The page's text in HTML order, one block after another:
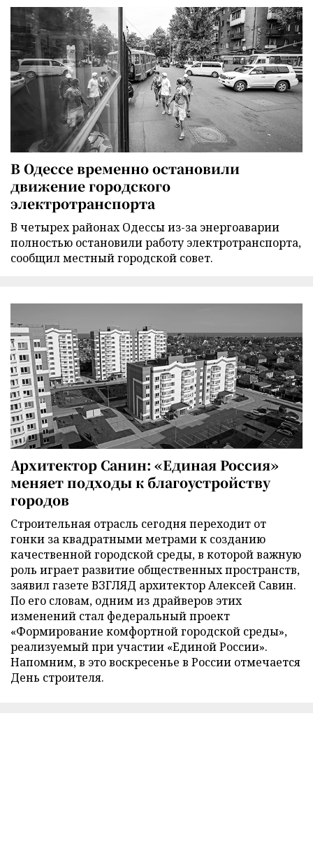
В Одессе временно остановили
движение городского
электротранспорта
В четырех районах Одессы из-за энергоаварии
полностью остановили работу электротранспорта,
сообщил местный городской совет.
Архитектор Санин: «Единая Россия»
меняет подходы к благоустройству
городов
Строительная отрасль сегодня переходит от
гонки за квадратными метрами к созданию
качественной городской среды, в которой важную
роль играет развитие общественных пространств,
заявил газете ВЗГЛЯД архитектор Алексей Савин.
По его словам, одним из драйверов этих
изменений стал федеральный проект
«Формирование комфортной городской среды»,
реализуемый при участии «Единой России».
Напомним, в это воскресенье в России отмечается
День строителя.